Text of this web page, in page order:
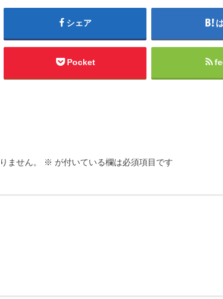
シェア
Pocket
ません。 ※ が付いている欄は必須項目です